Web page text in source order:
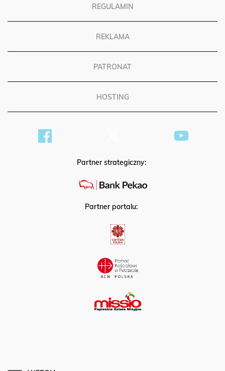
REGULAMIN
REKLAMA
PATRONAT
HOSTING
Partner strategiczny:
Partner portalu: